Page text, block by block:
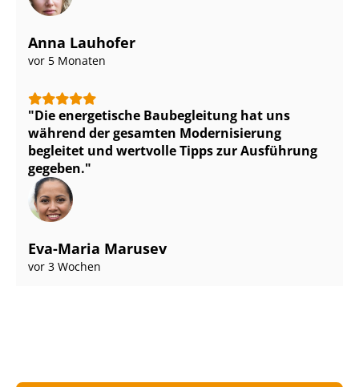
Anna Lauhofer
vor 5 Monaten
Die energetische Baubegleitung hat uns
während der gesamten Modernisierung
begleitet und wertvolle Tipps zur Ausführung
gegeben.
Eva-Maria Marusev
vor 3 Wochen